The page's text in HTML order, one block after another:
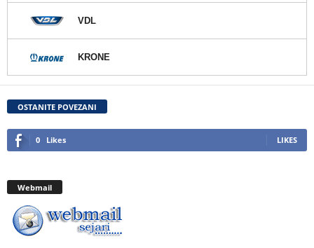
VDL
KRONE
OSTANITE POVEZANI
0 Likes LIKES
Webmail